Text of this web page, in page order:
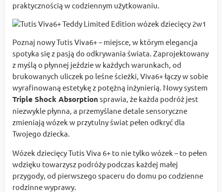
praktycznością w codziennym użytkowaniu.
Poznaj nowy Tutis Viva6+ – miejsce, w którym elegancja
spotyka się z pasją do odkrywania świata. Zaprojektowany
z myślą o płynnej jeździe w każdych warunkach, od
brukowanych uliczek po leśne ścieżki, Viva6+ łączy w sobie
wyrafinowaną estetykę z potężną inżynierią. Nowy system
Triple Shock Absorption sprawia, że każda podróż jest
niezwykle płynna, a przemyślane detale sensoryczne
zmieniają wózek w przytulny świat pełen odkryć dla
Twojego dziecka.
Wózek dziecięcy Tutis Viva 6+ to nie tylko wózek – to pełen
wdzięku towarzysz podróży podczas każdej małej
przygody, od pierwszego spaceru do domu po codzienne
rodzinne wyprawy.